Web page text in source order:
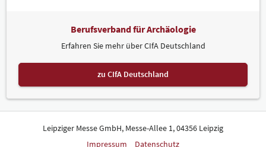
Berufsverband für Archäologie
Erfahren Sie mehr über CIfA Deutschland
zu CIfA Deutschland
Leipziger Messe GmbH, Messe-Allee 1, 04356 Leipzig
Impressum
Datenschutz